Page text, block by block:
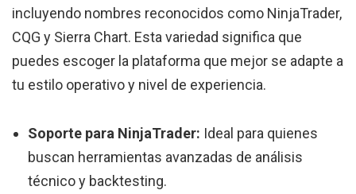
incluyendo nombres reconocidos como NinjaTrader,
CQG y Sierra Chart. Esta variedad significa que
puedes escoger la plataforma que mejor se adapte a
tu estilo operativo y nivel de experiencia.
Soporte para NinjaTrader: Ideal para quienes
buscan herramientas avanzadas de análisis
técnico y backtesting.